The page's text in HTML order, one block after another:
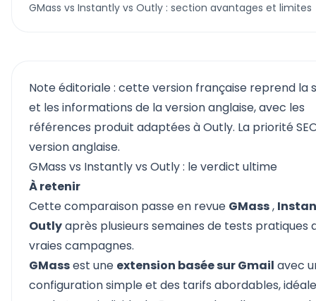
GMass vs Instantly vs Outly : section avantages et limites
Note éditoriale : cette version française reprend la
et les informations de la version anglaise, avec les
références produit adaptées à Outly. La priorité
version anglaise.
GMass vs Instantly vs Outly : le verdict ultime
À retenir
Cette comparaison passe en revue GMass,
Outlyaprès plusieurs semaines de tests pratiques
vraies campagnes.
GMassest une extension basée sur Gmail avec
configuration simple et des tarifs abordables,